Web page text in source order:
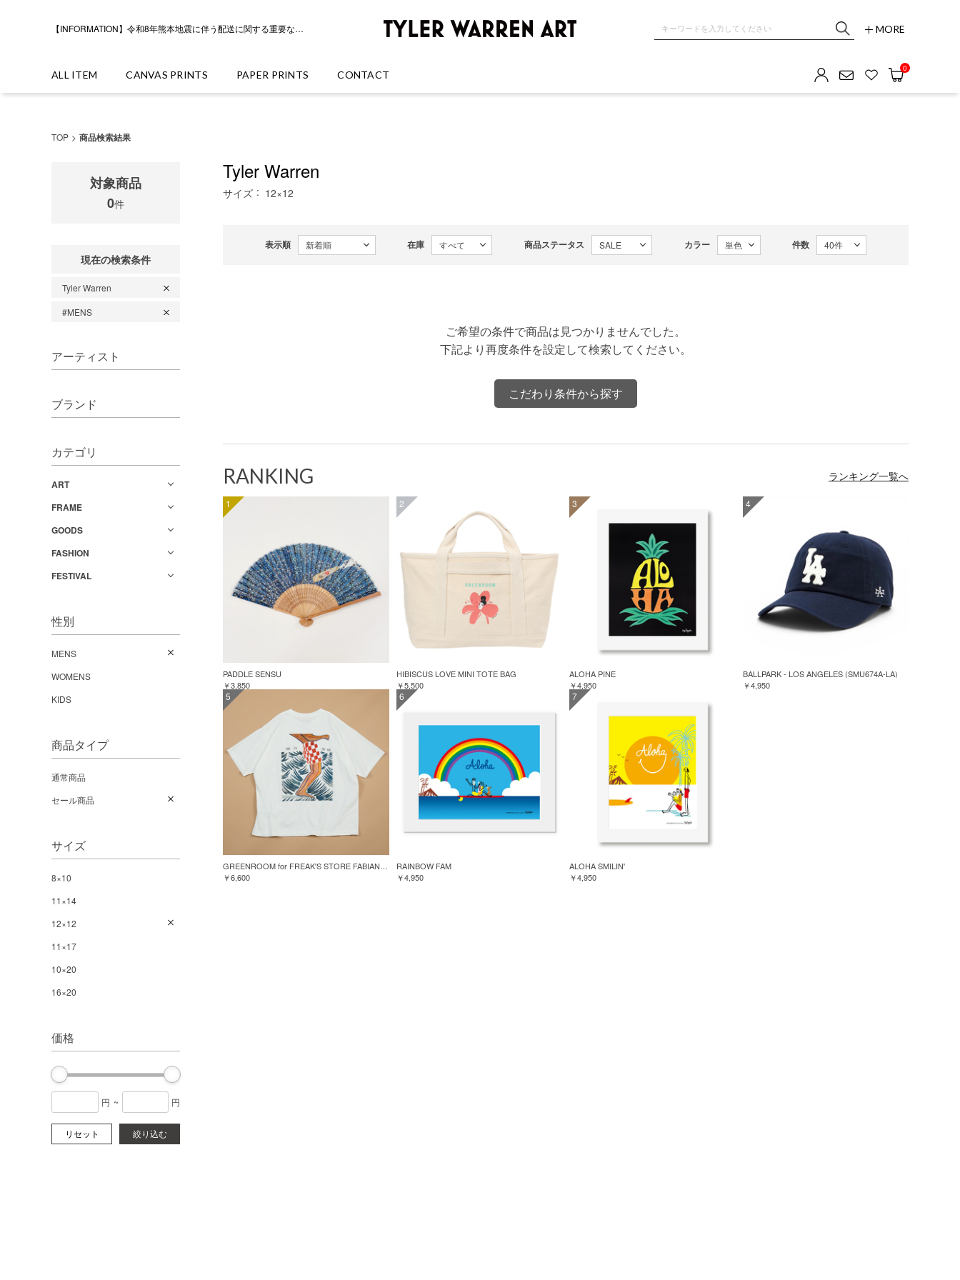
【INFORMATION】令和8年熊本地震に伴う配送に関する重要なお知らせ GREENROOM GALLERY MORE
ALL ITEM CANVAS PRINTS PAPER PRINTS CONTACT
0
TOP 商品検索結果
対象商品
0件
現在の検索条件
Tyler Warren
#MENS
アーティスト
ブランド
カテゴリ
ART
FRAME
GOODS
FASHION
FESTIVAL
性別
MENS
WOMENS
KIDS
商品タイプ
通常商品
セール商品
サイズ
8×10
11×14
12×12
11×17
10×20
16×20
価格
円 ~ 円
リセット 絞り込む
Tyler Warren
サイズ 12×12
表示順 在庫 商品ステータス カラー 件数
ご希望の条件で商品は見つかりませんでした。
下記より再度条件を設定して検索してください。
こだわり条件から探す
RANKING ランキング一覧へ
1
PADDLE SENSU
￥3,850
2
HIBISCUS LOVE MINI TOTE BAG
￥5,500
3
ALOHA PINE
￥4,950
4
BALLPARK - LOS ANGELES (SMU674A-LA)
￥4,950
5
GREENROOM for FREAK'S STORE FABIAN LAVATER S/S TEE
￥6,600
6
RAINBOW FAM
￥4,950
7
ALOHA SMILIN'
￥4,950